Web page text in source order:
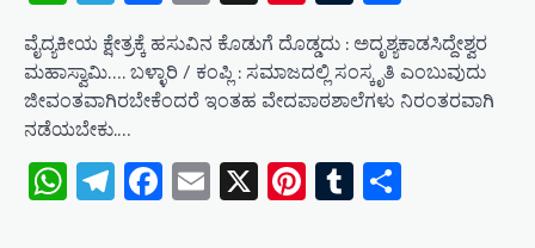
ವೈದ್ಯಕೀಯ ಕ್ಷೇತ್ರಕ್ಕೆ ಹಸುವಿನ ಕೊಡುಗೆ ದೊಡ್ಡದು : ಅದೃಶ್ಯಕಾಡಸಿದ್ದೇಶ್ವರ
ಮಹಾಸ್ವಾಮಿ…. ಬಳ್ಳಾರಿ / ಕಂಪ್ಲಿ : ಸಮಾಜದಲ್ಲಿ ಸಂಸ್ಕೃತಿ ಎಂಬುವುದು
ಜೀವಂತವಾಗಿರಬೇಕೆಂದರೆ ಇಂತಹ ವೇದಪಾಠಶಾಲೆಗಳು ನಿರಂತರವಾಗಿ
ನಡೆಯಬೇಕು.…
WhatsApp
Telegram
Facebook
Email
X Pinterest
Tumblr